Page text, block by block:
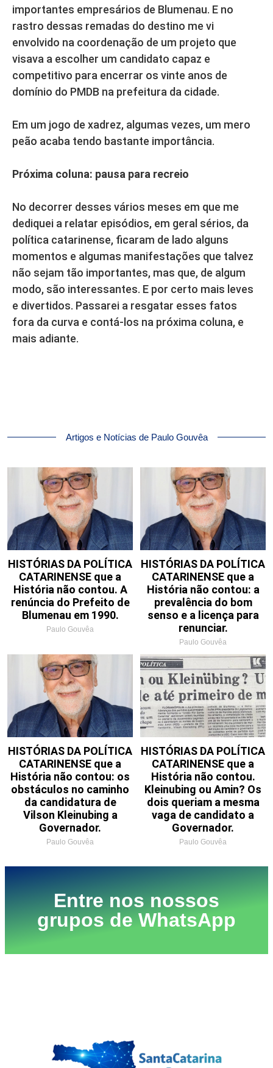
importantes empresários de Blumenau. E no
rastro dessas remadas do destino me vi
envolvido na coordenação de um projeto que
visava a escolher um candidato capaz e
competitivo para encerrar os vinte anos de
domínio do PMDB na prefeitura da cidade.
Em um jogo de xadrez, algumas vezes, um mero
peão acaba tendo bastante importância.
Próxima coluna: pausa para recreio
No decorrer desses vários meses em que me
dediquei a relatar episódios, em geral sérios, da
política catarinense, ficaram de lado alguns
momentos e algumas manifestações que talvez
não sejam tão importantes, mas que, de algum
modo, são interessantes. E por certo mais leves
e divertidos. Passarei a resgatar esses fatos
fora da curva e contá-los na próxima coluna, e
mais adiante.
Artigos e Notícias de Paulo Gouvêa
HISTÓRIAS DA POLÍTICA
CATARINENSE que a
História não contou. A
renúncia do Prefeito de
Blumenau em 1990.
Paulo Gouvêa
HISTÓRIAS DA POLÍTICA
CATARINENSE que a
História não contou: a
prevalência do bom
senso e a licença para
renunciar.
Paulo Gouvêa
HISTÓRIAS DA POLÍTICA
CATARINENSE que a
História não contou: os
obstáculos no caminho
da candidatura de
Vilson Kleinubing a
Governador.
Paulo Gouvêa
HISTÓRIAS DA POLÍTICA
CATARINENSE que a
História não contou.
Kleinubing ou Amin? Os
dois queriam a mesma
vaga de candidato a
Governador.
Paulo Gouvêa
Entre nos nossos
grupos de WhatsApp